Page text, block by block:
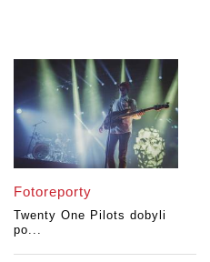
Fotoreporty
Twenty One Pilots dobyli
po...